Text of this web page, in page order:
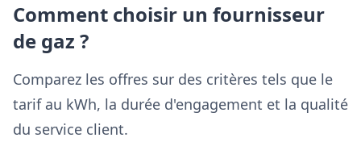
Comment choisir un fournisseur
de gaz ?
Comparez les offres sur des critères tels que le
tarif au kWh, la durée d'engagement et la qualité
du service client.